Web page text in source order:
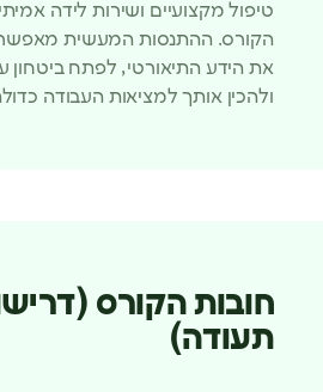
טיפול מקצועיים ושירות לידה
הקורס. ההתנסות המעשית
את הידע התיאורטי, לפתח
ולהכין אותך למציאות העבודה
חובות הקורס
תעודה)